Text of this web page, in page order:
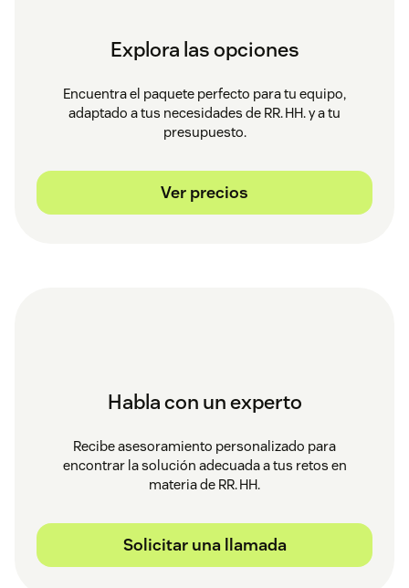
Explora las opciones
Encuentra el paquete perfecto para tu equipo,
adaptado a tus necesidades de RR. HH. y a tu
presupuesto.
Ver precios
Habla con un experto
Recibe asesoramiento personalizado para
encontrar la solución adecuada a tus retos en
materia de RR. HH.
Solicitar una llamada